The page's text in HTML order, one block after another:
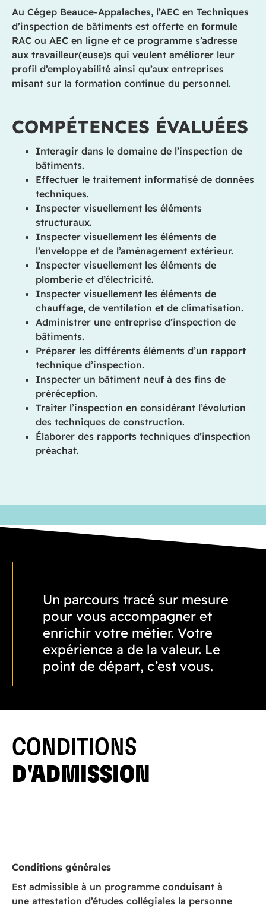
Au Cégep Beauce-Appalaches, l’AEC en Techniques
d’inspection de bâtiments est offerte en formule
RAC ou AEC en ligne et ce programme s’adresse
aux travailleur(euse)s qui veulent améliorer leur
profil d’employabilité ainsi qu’aux entreprises
misant sur la formation continue du personnel.
COMPÉTENCES ÉVALUÉES
Interagir dans le domaine de l’inspection de
bâtiments.
Effectuer le traitement informatisé de données
techniques.
Inspecter visuellement les éléments
structuraux.
Inspecter visuellement les éléments de
l’enveloppe et de l’aménagement extérieur.
Inspecter visuellement les éléments de
plomberie et d’électricité.
Inspecter visuellement les éléments de
chauffage, de ventilation et de climatisation.
Administrer une entreprise d’inspection de
bâtiments.
Préparer les différents éléments d’un rapport
technique d’inspection.
Inspecter un bâtiment neuf à des fins de
préréception.
Traiter l’inspection en considérant l’évolution
des techniques de construction.
Élaborer des rapports techniques d’inspection
préachat.
Un parcours tracé sur mesure
pour vous accompagner et
enrichir votre métier. Votre
expérience a de la valeur. Le
point de départ, c’est vous.
CONDITIONS
D'ADMISSION
Conditions générales
Est admissible à un programme conduisant à
une attestation d’études collégiales la personne